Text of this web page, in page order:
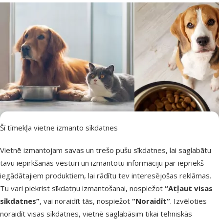
Šī tīmekļa vietne izmanto sīkdatnes
Vietnē izmantojam savas un trešo pušu sīkdatnes, lai saglabātu
tavu iepirkšanās vēsturi un izmantotu informāciju par iepriekš
iegādātajiem produktiem, lai rādītu tev interesējošas reklāmas.
Tu vari piekrist sīkdatņu izmantošanai, nospiežot “Atļaut visas
sīkdatnes”, vai noraidīt tās, nospiežot “Noraidīt”. Izvēloties
noraidīt visas sīkdatnes, vietnē saglabāsim tikai tehniskās
Josera – tikai labākais tiem, kurus mīlam visvairāk
“Josera” super premium klases barība ir radīta, lai sniegtu
Josera suņu barība
Zīmola sortimentā pieejama pilnvērtīga sausā barība
Josera kaķu barība
“Josera” sortimentā ir iekļauta kaķu barība dažādām gaumēm